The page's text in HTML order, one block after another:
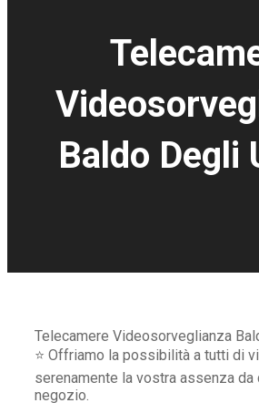
Baldo Degli
Telecamere Videosorveglianza
⭐ Offriamo la possibilità a tutti di
serenamente la vostra assenza da
negozio.